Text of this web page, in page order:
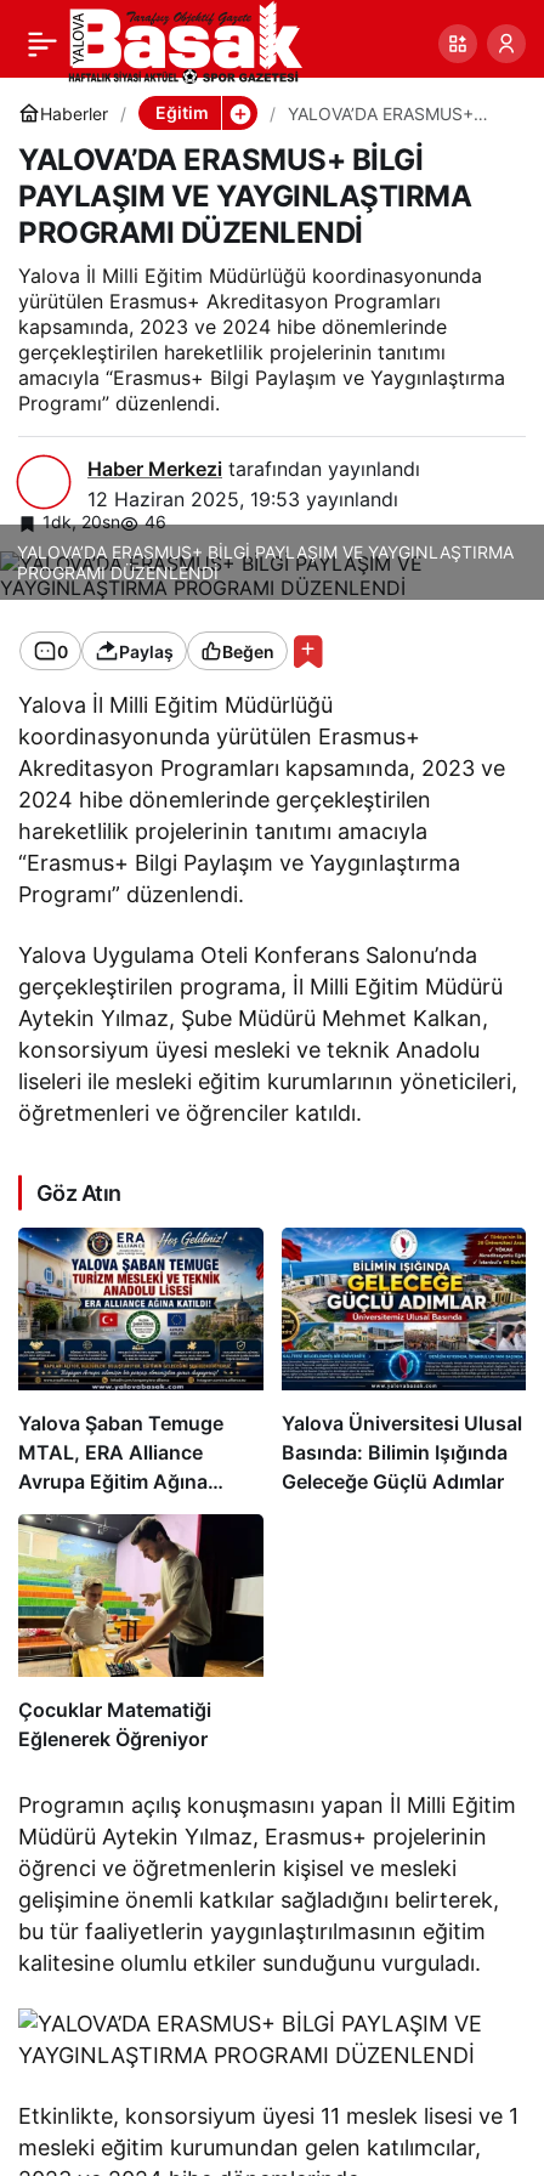
Haberler Eğitim
YALOVA’DA ERASMUS+
YAYGINLAŞTIRMA
PROGRAMI DÜZENLENDİ
YALOVA’DA ERASMUS+ BİLGİ
PAYLAŞIM VE YAYGINLAŞTIRMA
PROGRAMI DÜZENLENDİ
Yalova İl Milli Eğitim Müdürlüğü koordinasyonunda
yürütülen Erasmus+ Akreditasyon Programları
kapsamında, 2023 ve 2024 hibe dönemlerinde
gerçekleştirilen hareketlilik projelerinin tanıtımı
amacıyla “Erasmus+ Bilgi Paylaşım ve Yaygınlaştırma
Programı” düzenlendi.
Haber Merkezi tarafından yayınlandı
12 Haziran 2025, 19:53 yayınlandı
1dk, 20sn
46
YALOVA’DA ERASMUS+ BİLGİ PAYLAŞIM VE YAYGINLAŞTIRMA
PROGRAMI DÜZENLENDİ
0 Paylaş Beğen
Yalova İl Milli Eğitim Müdürlüğü
koordinasyonunda yürütülen Erasmus+
Akreditasyon Programları kapsamında, 2023 ve
2024 hibe dönemlerinde gerçekleştirilen
hareketlilik projelerinin tanıtımı amacıyla
“Erasmus+ Bilgi Paylaşım ve Yaygınlaştırma
Programı” düzenlendi.
Yalova Uygulama Oteli Konferans Salonu’nda
gerçekleştirilen programa, İl Milli Eğitim Müdürü
Aytekin Yılmaz, Şube Müdürü Mehmet Kalkan,
konsorsiyum üyesi mesleki ve teknik Anadolu
liseleri ile mesleki eğitim kurumlarının yöneticileri,
öğretmenleri ve öğrenciler katıldı.
Göz Atın
Yalova Şaban Temuge
MTAL, ERA Alliance
Avrupa Eğitim Ağına
Katıldı
Yalova Üniversitesi Ulusal
Basında: Bilimin Işığında
Geleceğe Güçlü Adımlar
Çocuklar Matematiği
Eğlenerek Öğreniyor
Programın açılış konuşmasını yapan İl Milli Eğitim
Müdürü Aytekin Yılmaz, Erasmus+ projelerinin
öğrenci ve öğretmenlerin kişisel ve mesleki
gelişimine önemli katkılar sağladığını belirterek,
bu tür faaliyetlerin yaygınlaştırılmasının eğitim
kalitesine olumlu etkiler sunduğunu vurguladı.
Etkinlikte, konsorsiyum üyesi 11 meslek lisesi ve 1
mesleki eğitim kurumundan gelen katılımcılar,
YALOVA’DA ERASMUS+
BİLGİ PAYLAŞIM VE
YAYGINLAŞTIRMA
PROGRAMI DÜZENLENDİ
0 Paylaş